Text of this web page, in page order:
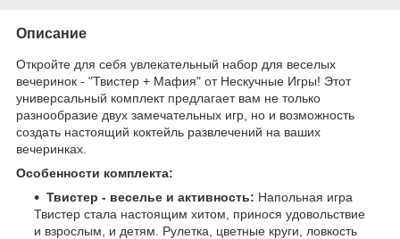
Описание
Откройте для себя увлекательный набор для веселых
вечеринок - "Твистер + Мафия" от Нескучные Игры! Этот
универсальный комплект предлагает вам не только
разнообразие двух замечательных игр, но и возможность
создать настоящий коктейль развлечений на ваших
вечеринках.
Особенности комплекта:
Твистер - веселье и активность: Напольная игра
Твистер стала настоящим хитом, принося удовольствие
и взрослым, и детям. Рулетка, цветные круги, ловкость